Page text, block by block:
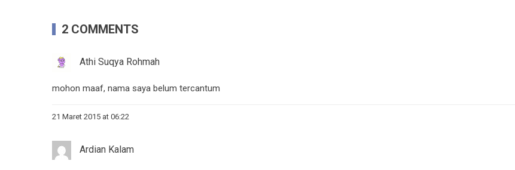
2 COMMENTS
Athi Suqya Rohmah
mohon maaf, nama saya belum tercantum
21 Maret 2015 at 06:22
Ardian Kalam